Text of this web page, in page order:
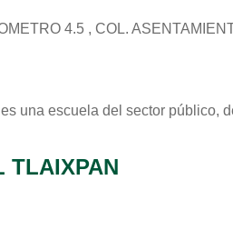
4.5 , COL.
es una escuela del sector público,
TLAIXPAN